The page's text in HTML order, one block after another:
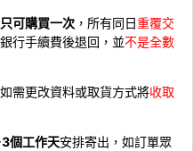
可購買一次 ，所有同日重覆交
行手續費後退回，並不是全數
需更改資料或取貨方式將收取
個工作天安排寄出，如訂單眾